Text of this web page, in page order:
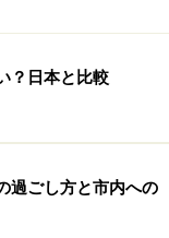
建材で建てられ
ヴィラは、9棟の
？日本と比較
過ごし方と市内への